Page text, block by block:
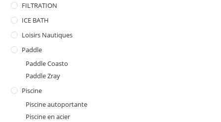
FILTRATION
ICE BATH
Loisirs Nautiques
Paddle
Paddle Coasto
Paddle Zray
Piscine
Piscine autoportante
Piscine en acier